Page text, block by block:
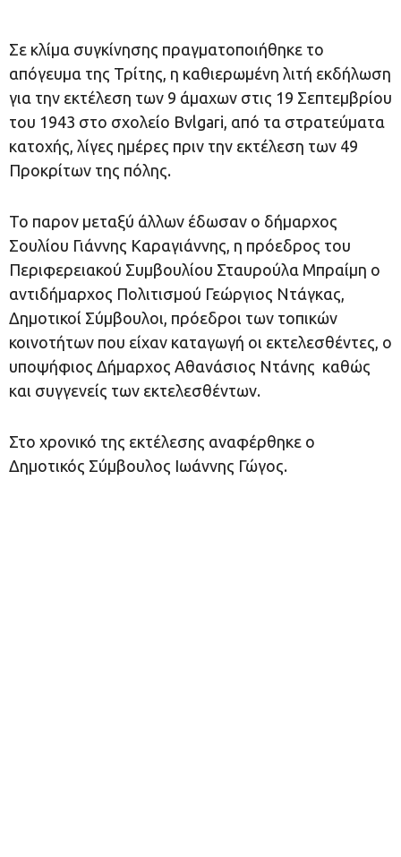
Σε κλίμα συγκίνησης πραγματοποιήθηκε το
απόγευμα της Τρίτης, η καθιερωμένη λιτή εκδήλωση
για την εκτέλεση των 9 άμαχων στις 19 Σεπτεμβρίου
του 1943 στο σχολείο Bvlgari, από τα στρατεύματα
κατοχής, λίγες ημέρες πριν την εκτέλεση των 49
Προκρίτων της πόλης.
Το παρον μεταξύ άλλων έδωσαν ο δήμαρχος
Σουλίου Γιάννης Καραγιάννης, η πρόεδρος του
Περιφερειακού Συμβουλίου Σταυρούλα Μπραίμη o
αντιδήμαρχος Πολιτισμού Γεώργιος Ντάγκας,
Δημοτικοί Σύμβουλοι, πρόεδροι των τοπικών
κοινοτήτων που είχαν καταγωγή οι εκτελεσθέντες, ο
υποψήφιος Δήμαρχος Αθανάσιος Ντάνης καθώς
και συγγενείς των εκτελεσθέντων.
Στο χρονικό της εκτέλεσης αναφέρθηκε ο
Δημοτικός Σύμβουλος Ιωάννης Γώγος.